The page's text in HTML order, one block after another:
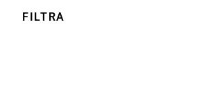
FILTRA